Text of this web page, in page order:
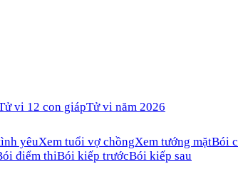
vi 12 con giápTử vi năm 2026
yêuXem tuổi vợ chồngXem tướng mặtBói
điểm thiBói kiếp trướcBói kiếp sau